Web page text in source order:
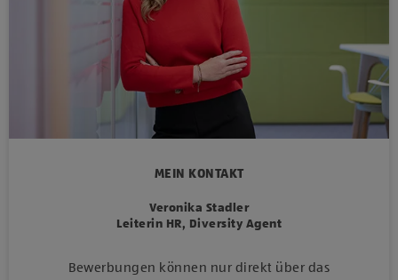
MEIN KONTAKT
Veronika Stadler
Leiterin HR, Diversity Agent
Bewerbungen können nur direkt über das